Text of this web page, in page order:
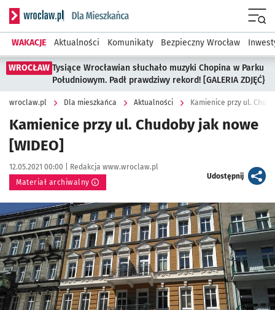
Serwis informacyjny wroclaw.pl podserwis: Dla mieszkańca
WAKACJE Aktualności Komunikaty Bezpieczny Wrocław
WROCŁAW Tysiące Wrocławian słuchało muzyki Chopina w Parku
Południowym. Padł prawdziwy rekord! [GALERIA ZDJĘĆ}
wroclaw.pl Dla mieszkańca Aktualności Kamienice przy ul.
Kamienice przy ul. Chudoby jak nowe
[WIDEO]
Data publikacji:
12.05.2021 00:00 | Autor:
Redakcja www.wroclaw.pl
Materiał archiwalny
Udostępnijartykuł
Kliknij, aby powiększyć